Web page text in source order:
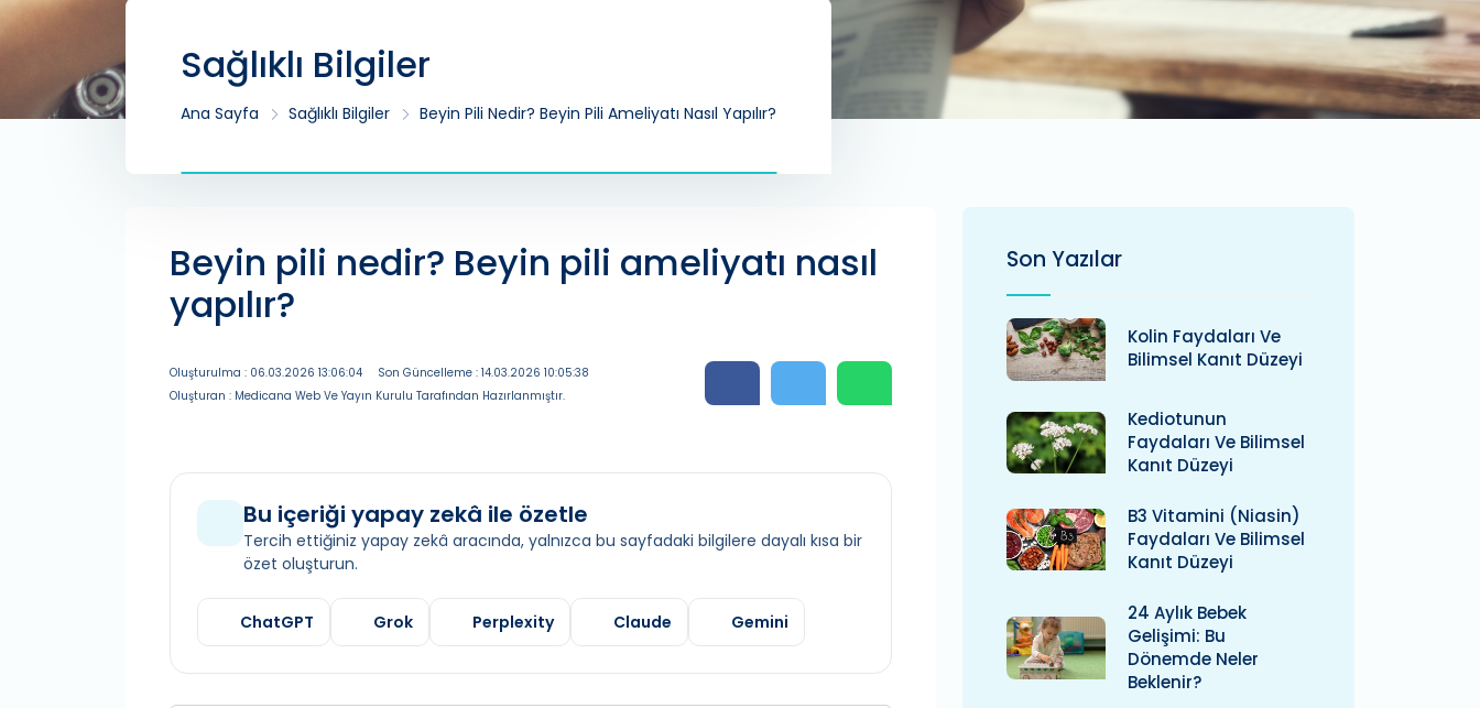
Sağlıklı Bilgiler
Ana Sayfa Sağlıklı Bilgiler Beyin Pili Nedir? Beyin Pili Ameliyatı Nasıl Yapılır?
Beyin pili nedir? Beyin pili ameliyatı nasıl
yapılır?
Oluşturulma : 06.03.2026 13:06:04
Son Güncelleme : 14.03.2026 10:05:38
Oluşturan : Medicana Web Ve Yayın Kurulu Tarafından Hazırlanmıştır.
Bu içeriği yapay zekâ ile özetle
Tercih ettiğiniz yapay zekâ aracında, yalnızca bu sayfadaki bilgilere dayalı kısa bir
özet oluşturun.
ChatGPT Grok Perplexity Claude Gemini
Son Yazılar
Kolin Faydaları Ve
Bilimsel Kanıt Düzeyi
Kediotunun
Faydaları Ve Bilimsel
Kanıt Düzeyi
B3 Vitamini (niasin)
Faydaları Ve Bilimsel
Kanıt Düzeyi
24 Aylık Bebek
Gelişimi: Bu
Dönemde Neler
Beklenir?